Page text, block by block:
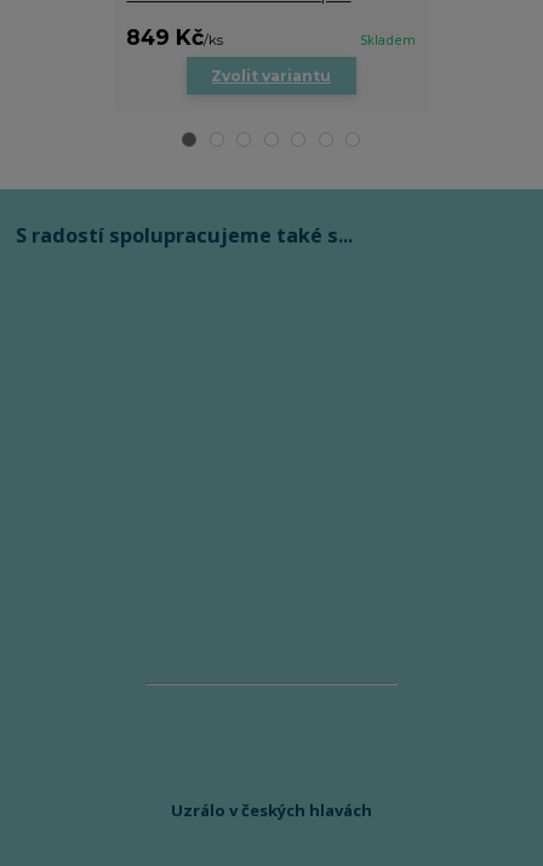
849 Kč/ks Skladem
Zvolit variantu
S radostí spolupracujeme také s...
Uzrálo v českých hlavách